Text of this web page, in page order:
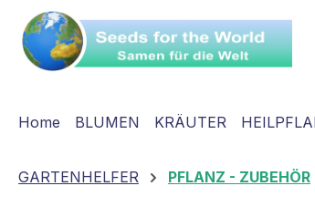
Zur Hauptnavigation springen
Home BLUMEN KRÄUTER
GARTENHELFER PFLANZ - ZUBEHÖR